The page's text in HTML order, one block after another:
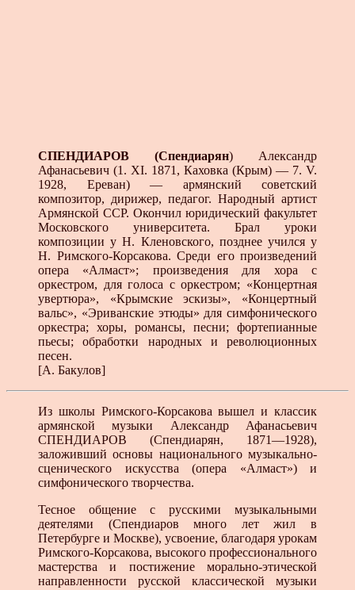
СПЕНДИАРОВ (Спендиарян) Александр
Афанасьевич (1. XI. 1871, Каховка (Крым) — 7. V.
1928, Ере­ван) — армянский советский
композитор, дирижер, пе­дагог. Народный артист
Армянской ССР. Окончил юри­дический факультет
Московского университета. Брал уроки
композиции у Н. Кленовского, позднее учился у
Н. Римского-Корсакова. Среди его произведений
опе­ра «Алмаст»; произведения для хора с
оркестром, для голоса с оркестром; «Концертная
увертюра», «Крымские эскизы», «Концертный
вальс», «Эриванские этюды» для симфонического
оркестра; хоры, романсы, песни; фор­тепианные
пьесы; обработки народных и революционных
песен.
[А. Бакулов]
Из школы Римского-Корсакова вышел и классик
армянской музыки Александр Афанасьевич
СПЕНДИАРОВ (Спендиарян, 1871—1928),
заложивший основы национального музыкально-
сценического искусства (опера «Алмаст») и
симфонического творчества.
Тесное общение с русскими музыкальными
деятелями (Спендиаров много лет жил в
Петербурге и Москве), усвоение, благодаря урокам
Римского-Корсакова, высокого профессионального
мастерства и постижение морально-этической
направленности русской классической музыки